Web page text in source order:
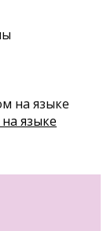
языке